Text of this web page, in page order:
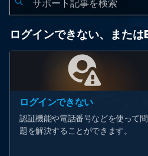
ログインできない、また
ログインできない
認証機能や電話番号などを使って問
題を解決することができます。